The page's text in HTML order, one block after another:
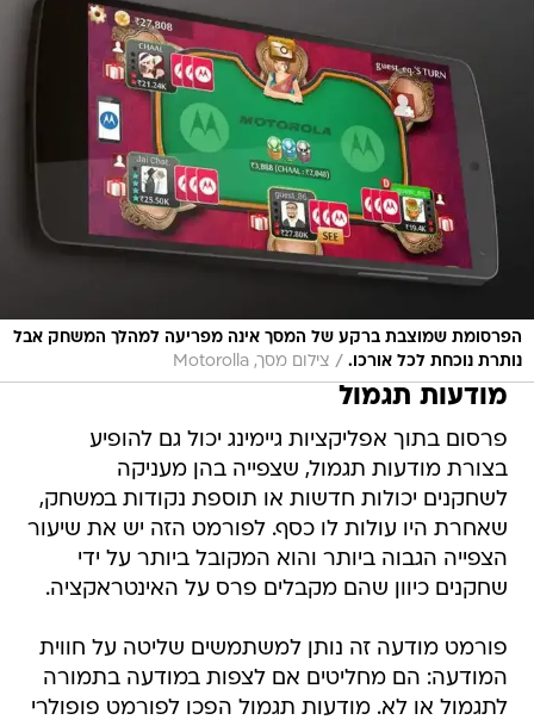
הפרסומת שמוצבת ברקע של המסך אינה מפריעה למהלך המשחק אבל
נותרת נוכחת לכל אורכו. / צילום מסך, Motorolla
מודעות תגמול
פרסום בתוך אפליקציות גיימינג יכול גם להופיע
בצורת מודעות תגמול, שצפייה בהן מעניקה
לשחקנים יכולות חדשות או תוספת נקודות במשחק,
שאחרת היו עולות לו כסף. לפורמט הזה יש את שיעור
הצפייה הגבוה ביותר והוא המקובל ביותר על ידי
שחקנים כיוון שהם מקבלים פרס על האינטראקציה.
פורמט מודעה זה נותן למשתמשים שליטה על חווית
המודעה: הם מחליטים אם לצפות במודעה בתמורה
לתגמול או לא. מודעות תגמול הפכו לפורמט פופולרי